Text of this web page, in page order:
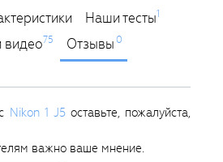
Наши тесты1
75 Отзывы0
Nikon 1 J5оставьте, пожалуйста,
важно ваше мнение.